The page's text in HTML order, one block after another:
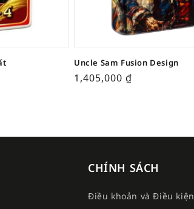
Uncle Sam Fusion Design
1,405,000 ₫
CHÍNH SÁCH
Điều khoản và Điều kiện